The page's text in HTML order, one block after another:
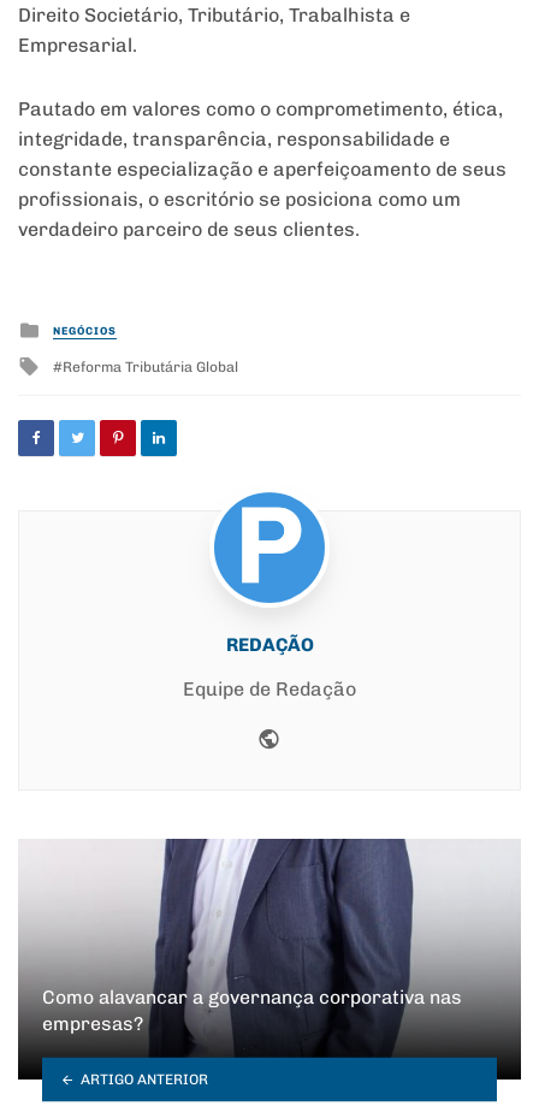
Direito Societário, Tributário, Trabalhista e
Empresarial.
Pautado em valores como o comprometimento, ética,
integridade, transparência, responsabilidade e
constante especialização e aperfeiçoamento de seus
profissionais, o escritório se posiciona como um
verdadeiro parceiro de seus clientes.
Posted
in
NEGÓCIOS
Tagged
Reforma Tributária Global
REDAÇÃO
Equipe de Redação
Como alavancar a governança corporativa nas
empresas?
ARTIGO ANTERIOR